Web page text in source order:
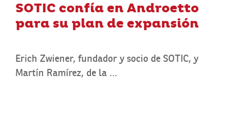
SOTIC confía en Androetto
para su plan de expansión
Erich Zwiener, fundador y socio de SOTIC, y
Martín Ramírez, de la …